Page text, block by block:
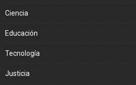
Ciencia
Educación
Tecnología
Justicia